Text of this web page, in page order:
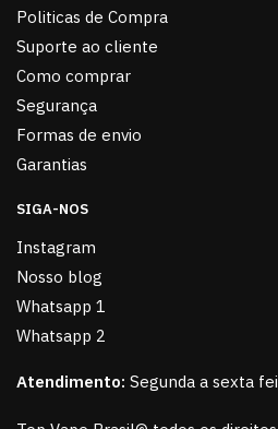
Politicas de Compra
Suporte ao cliente
Como comprar
Segurança
Formas de envio
Garantias
SIGA-NOS
Instagram
Nosso blog
Whatsapp 1
Whatsapp 2
Atendimento: Segunda a sexta